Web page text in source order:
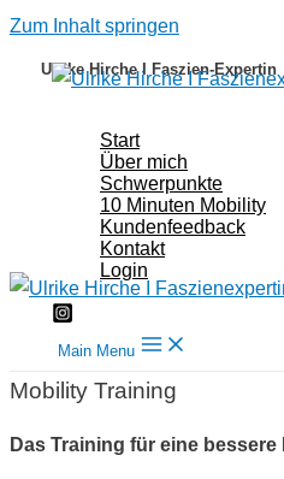
Zum Inhalt springen
Ulrike Hirche I Faszien-Expertin
Start
Über mich
Schwerpunkte
10 Minuten Mobility
Kundenfeedback
Kontakt
Login
Main Menu
Mobility Training
Das Training für eine